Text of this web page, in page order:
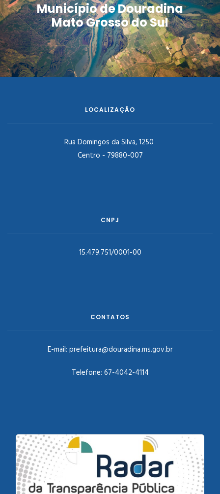
Município de Douradina
Mato Grosso do Sul
LOCALIZAÇÃO
Rua Domingos da Silva, 1250
Centro - 79880-007
CNPJ
15.479.751/0001-00
CONTATOS
E-mail: prefeitura@douradina.ms.gov.br
Telefone: 67-4042-4114